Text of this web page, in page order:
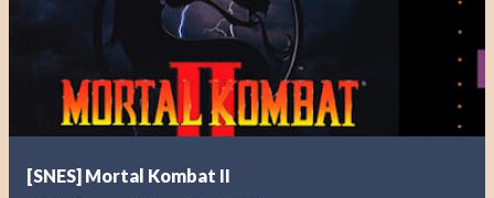
[SNES] Mortal Kombat II